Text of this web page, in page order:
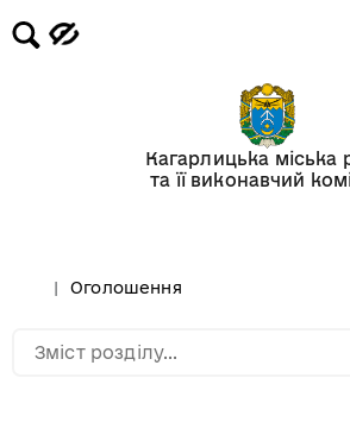
Кагарлицька міська
та її виконавчий
Оголошення
Зміст розділу...